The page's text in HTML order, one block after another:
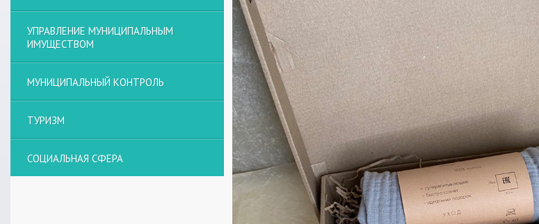
УПРАВЛЕНИЕ МУНИЦИПАЛЬНЫМ
ИМУЩЕСТВОМ
МУНИЦИПАЛЬНЫЙ КОНТРОЛЬ
ТУРИЗМ
СОЦИАЛЬНАЯ СФЕРА